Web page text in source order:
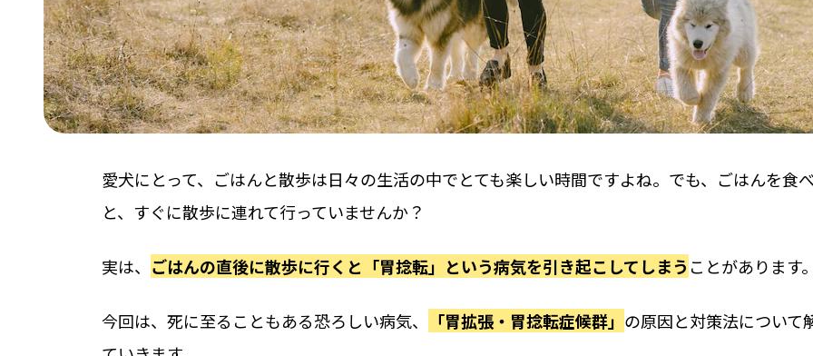
愛犬にとって、ごはんと散歩は日々の生活の中でとても楽しい時間ですよね。でも、ごはんを食
と、すぐに散歩に連れて行っていませんか？
実は、 ごはんの直後に散歩に行くと「胃捻転」という病気を引き起こしてしまう ことがあります
今回は、死に至ることもある恐ろしい病気、 「胃拡張・胃捻転症候群」 の原因と対策法について